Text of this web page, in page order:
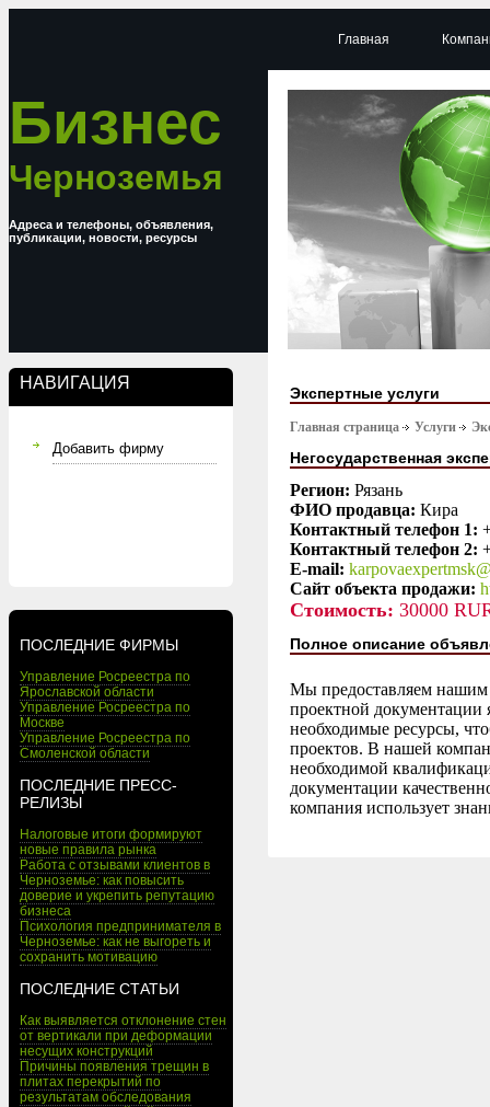
Бизнес
Черноземья
Адреса и телефоны, объявления,
публикации, новости, ресурсы
НАВИГАЦИЯ
Добавить фирму
ПОСЛЕДНИЕ ФИРМЫ
Управление Росреестра по
Ярославской области
Управление Росреестра по
Москве
Управление Росреестра по
Смоленской области
ПОСЛЕДНИЕ ПРЕСС-
РЕЛИЗЫ
Налоговые итоги формируют
новые правила рынка
Работа с отзывами клиентов в
Черноземье: как повысить
доверие и укрепить репутацию
бизнеса
Психология предпринимателя в
Черноземье: как не выгореть и
сохранить мотивацию
ПОСЛЕДНИЕ СТАТЬИ
Как выявляется отклонение стен
от вертикали при деформации
несущих конструкций
Причины появления трещин в
плитах перекрытий по
результатам обследования
Главная
Экспертные услуги
Главная страница Услуги
Негосударственная
Регион: Рязань
ФИО продавца: Кира
Контактный телефон 1:
Контактный телефон 2:
E-mail:
Сайт объекта продажи:
Стоимость: 30000
Полное описание
Мы предоставляем нашим
проектной
необходимые ресурсы,
проектов. В нашей
необходимой
документации
компания использует